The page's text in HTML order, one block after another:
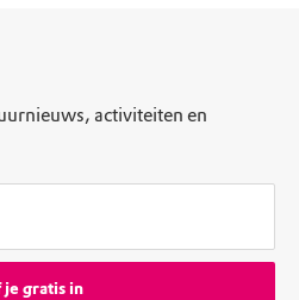
activiteiten en
gratis in